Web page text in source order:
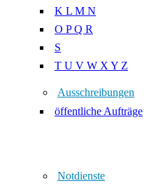
K L M N
O P Q R
S
T U V W X Y Z
Ausschreibungen
öffentliche Aufträge
Notdienste